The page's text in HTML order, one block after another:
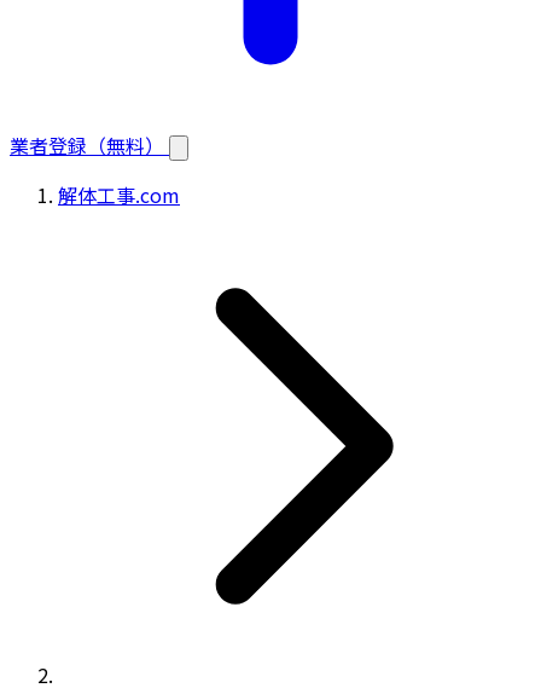
業者登録（無料）
解体工事.com